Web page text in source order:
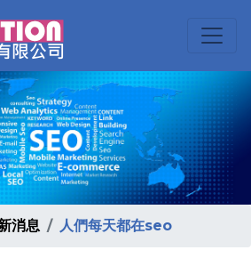
消息 人們每天都在seo